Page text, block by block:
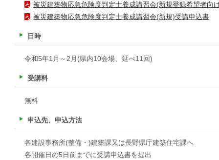
被災建築物応急危険度判定士養成講習会(新規登録希望者向
被災建築物応急危険度判定士養成講習会(新規)受講申込書
日時
令和5年1月～2月(県内10会場、延べ11回)
受講料
無料
申込先、申込方法
各建設事務所(整備・)建築課又は長野県庁建築住宅課へ
各開催日の5日前までに受講申込書を提出